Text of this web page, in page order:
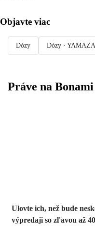
Objavte viac
Dózy Dózy ·
Práve na Bonami
Ulovte ich, než bude
výpredaji so zľavou až